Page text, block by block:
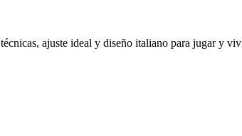
ajuste ideal y diseño italiano para jugar y